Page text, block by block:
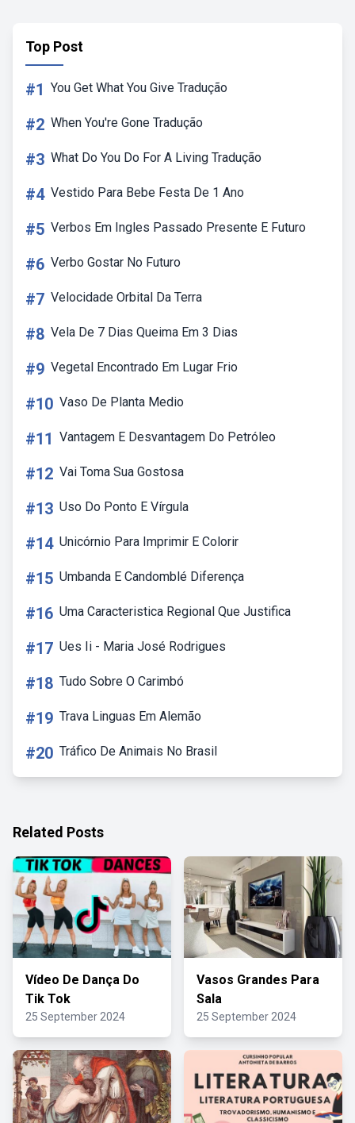
Top Post
#1 You Get What You Give Tradução
#2 When You're Gone Tradução
#3 What Do You Do For A Living Tradução
#4 Vestido Para Bebe Festa De 1 Ano
#5 Verbos Em Ingles Passado Presente E Futuro
#6 Verbo Gostar No Futuro
#7 Velocidade Orbital Da Terra
#8 Vela De 7 Dias Queima Em 3 Dias
#9 Vegetal Encontrado Em Lugar Frio
#10 Vaso De Planta Medio
#11 Vantagem E Desvantagem Do Petróleo
#12 Vai Toma Sua Gostosa
#13 Uso Do Ponto E Vírgula
#14 Unicórnio Para Imprimir E Colorir
#15 Umbanda E Candomblé Diferença
#16 Uma Caracteristica Regional Que Justifica
#17 Ues Ii - Maria José Rodrigues
#18 Tudo Sobre O Carimbó
#19 Trava Linguas Em Alemão
#20 Tráfico De Animais No Brasil
Related Posts
Vídeo De Dança Do
Tik Tok
25 September 2024
Vasos Grandes Para
Sala
25 September 2024